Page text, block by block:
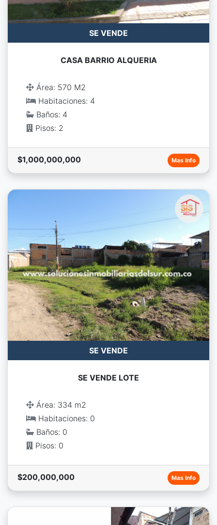
SE VENDE
CASA BARRIO ALQUERIA
Área: 570 M2
Habitaciones: 4
Baños: 4
Pisos: 2
$1,000,000,000 Mas Info
SE VENDE
SE VENDE LOTE
Área: 334 m2
Habitaciones: 0
Baños: 0
Pisos: 0
$200,000,000 Mas Info